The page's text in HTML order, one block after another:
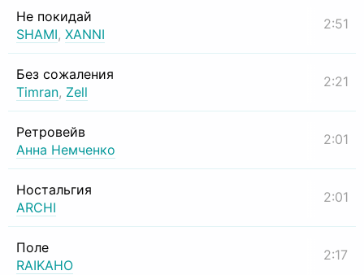
Не покидай
SHAMI, XANNI
2:51
Без сожаления
Timran, Zell
2:21
Ретровейв
Анна Немченко
2:01
Ностальгия
ARCHI
2:01
Поле
RAIKAHO
2:17